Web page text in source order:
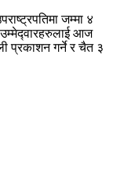
जम्मा ४
उम्मेद्‍वारहरुलाई आज
प्रकाशन गर्ने र चैत ३